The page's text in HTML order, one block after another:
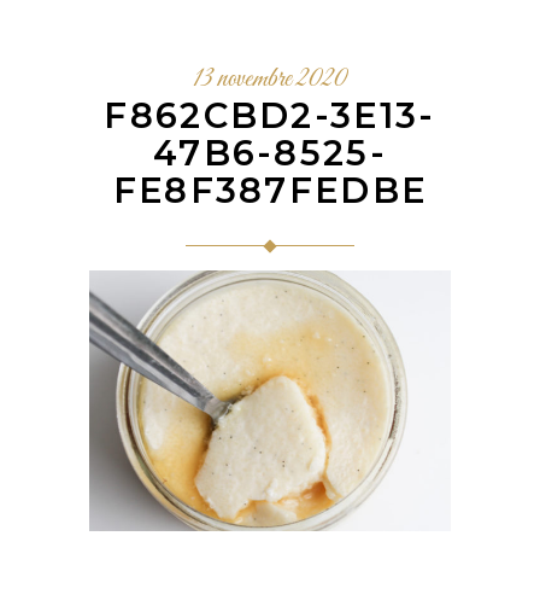
13 novembre 2020
F862CBD2-3E13-
47B6-8525-
FE8F387FEDBE